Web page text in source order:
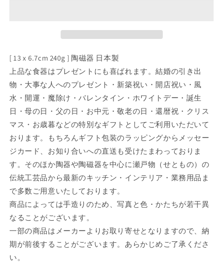
有
田
焼
13
x
6.7cm
]
中
鉢
]
|
和
食
食
店
有
田
焼
[
13
x
6.7cm
]
中
鉢
]
|
和
食
飲
食
店
[ 13 x 6.7cm 240g ] 陶磁器 日本製
上品な食器はプレゼントにも喜ばれます。結婚の引き出
物・大事な人へのプレゼント・新築祝い・開店祝い・風
水・開運・魔除け・バレンタイン・ホワイトデー・誕生
日・母の日・父の日・お中元・敬老の日・還暦祝・クリス
マス・お歳暮などの特別なギフトとしてご利用いただいて
おります。もちろんギフト包装のラッピングからメッセー
ジカード、お知り合いへの直送も受けたまわっておりま
す。そのほか陶器や陶磁器を中心に瀬戸物（せともの）の
伝統工芸品から最新のキッチン・インテリア・業務用品ま
で多数ご用意いたしております。
商品によっては手造りのため、写真と色・かたちが若干異
なることがございます。
一部の商品はメーカーよりお取り寄せとなりますので、納
期が前後することがございます。あらかじめご了承くださ
い。